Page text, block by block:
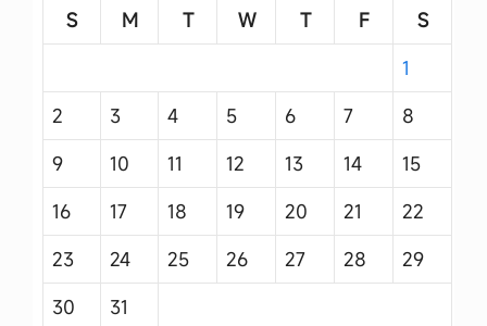
S
M T W T F
S
1
2
3 4 5 6 7
8
9
10 11 12 13 14
15
16
17 18 19 20 21
22
23
24 25 26 27 28
29
30
31